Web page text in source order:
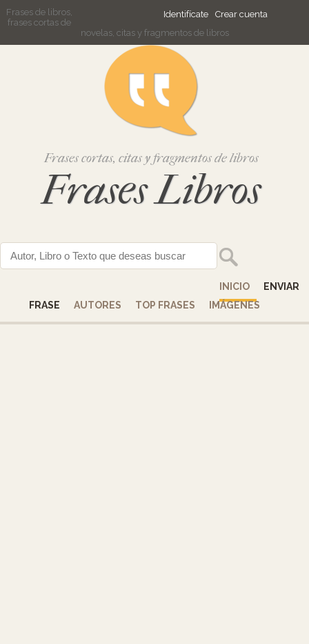
Identifícate Crear cuenta
Frases de libros,
frases cortas de
novelas, citas y fragmentos de libros
Frases cortas, citas y fragmentos de libros
Frases Libros
INICIO
ENVIAR
FRASE
AUTORES TOP FRASES IMÁGENES